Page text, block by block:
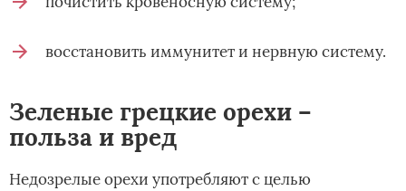
восстановить иммунитет и нервную систему.
Зеленые грецкие орехи –
польза и вред
Недозрелые орехи употребляют с целью